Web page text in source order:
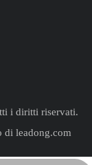
i diritti riservati.
di leadong.com